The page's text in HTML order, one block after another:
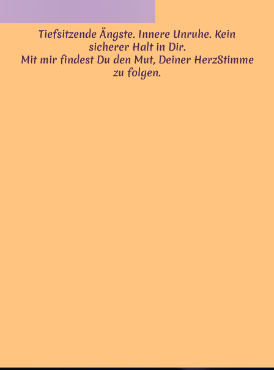
Tiefsitzende Ängste. Innere Unruhe. Kein
sicherer Halt in Dir.
Mit mir findest Du den Mut, Deiner HerzStimme
zu folgen.